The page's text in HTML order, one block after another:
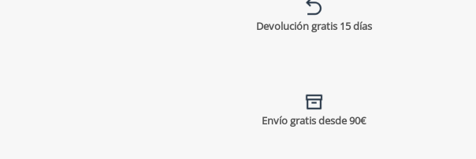
Devolución gratis 15 días
Envío gratis desde 90€